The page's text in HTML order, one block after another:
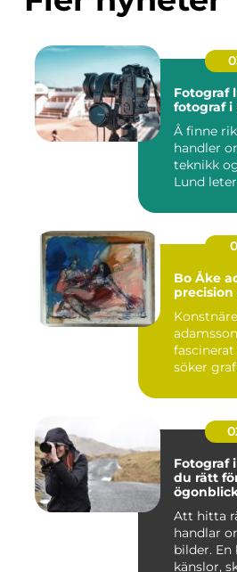
Fotograf lund
fotograf i
Å finne
handler
teknikk
Lund
Bo Åke
söker
Fotograf i
du rätt
Att hitta
handlar
bilder.
känslor,